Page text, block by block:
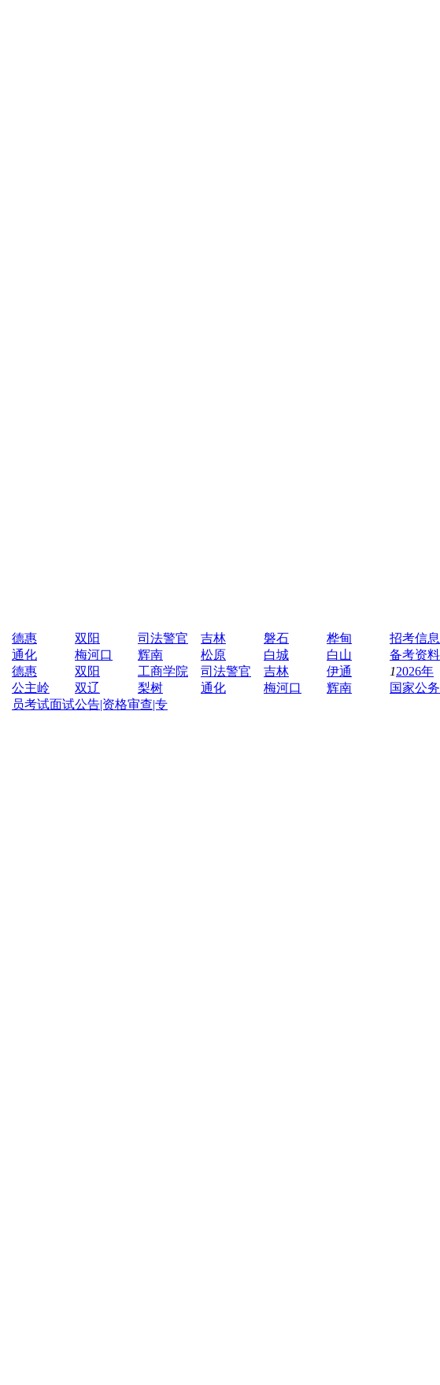
德惠 双阳 司法警官 吉林 磐石
桦甸
通化 梅河口 辉南 松原 白城
白山
德惠 双阳 工商学院 司法警官 吉林
伊通
公主岭 双辽 梨树 通化 梅河口
辉南
招考信息
备考资料
12026年
国家公务
员考试面试公告|资格审查|专